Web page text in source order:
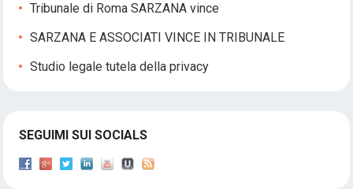
Tribunale di Roma SARZANA vince
SARZANA E ASSOCIATI VINCE IN TRIBUNALE
Studio legale tutela della privacy
SEGUIMI SUI SOCIALS